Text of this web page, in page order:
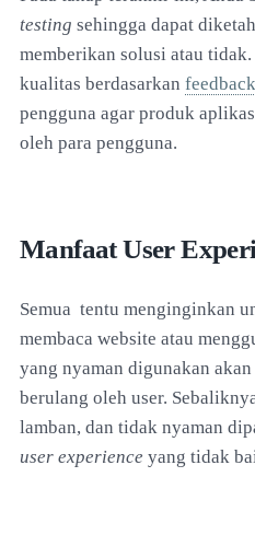
testing sehingga dapat
memberikan solusi atau
kualitas berdasarkan feedback
pengguna agar produk
oleh para pengguna.
Manfaat User
Semua tentu menginginkan
membaca website atau
yang nyaman digunakan
berulang oleh user.
lamban, dan tidak nyaman
user experience yang tidak